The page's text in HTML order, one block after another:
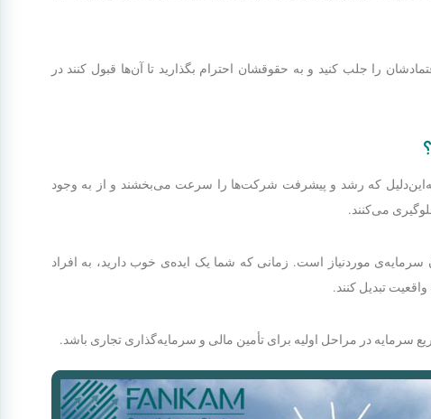
را جلب کنید و به حقوقشان احترام بگذارید تا آن‌ها قبول کنند در
که رشد و پیشرفت شرکت‌ها را سرعت می‌بخشند و از به ‌وجود
می‌کنند.
موردنیاز است. زمانی که شما یک ایده‌ی خوب دارید، به افراد
واقعیت تبدیل کنند.
سرمایه در مراحل اولیه برای تأمین مالی و سرمایه‌گذاری تجاری باشد.